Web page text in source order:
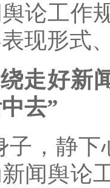
论工作
现形式
走好新
去”
子，静
闻舆论